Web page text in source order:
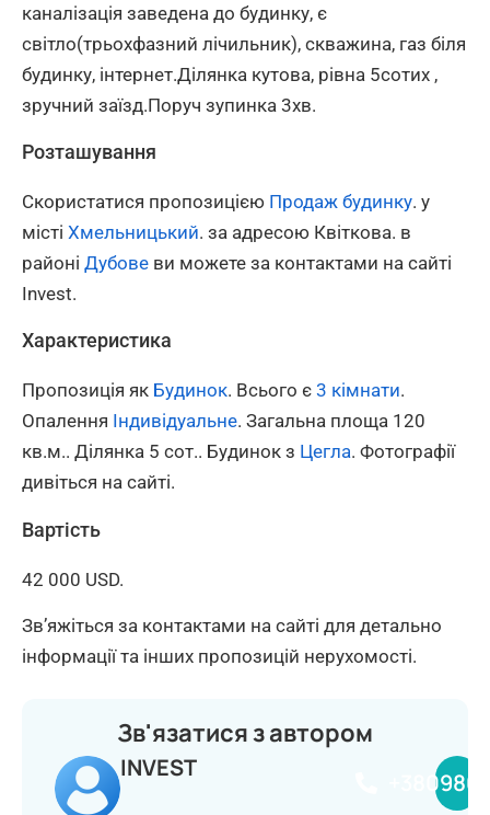
каналізація заведена до будинку, є
світло(трьохфазний лічильник), скважина, газ біля
будинку, інтернет.Ділянка кутова, рівна 5сотих ,
зручний заїзд.Поруч зупинка 3хв.
Розташування
Скористатися пропозицією Продаж будинку. у
місті Хмельницький. за адресою Квіткова. в
районі Дубове ви можете за контактами на сайті
Invest.
Характеристика
Пропозиція як Будинок. Всього є 3 кімнати.
Опалення Індивідуальне. Загальна площа 120
кв.м.. Ділянка 5 сот.. Будинок з Цегла. Фотографії
дивіться на сайті.
Вартість
42 000 USD.
Зв’яжіться за контактами на сайті для детально
інформації та інших пропозицій нерухомості.
Зв'язатися з автором
INVEST